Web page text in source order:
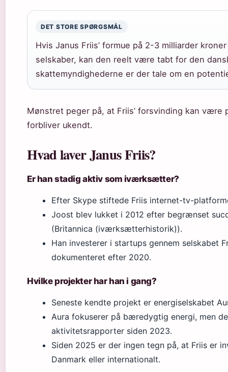
DET STORE SPØRGSMÅL
Hvis Janus Friis’ formue på 2-3 milliarder
selskaber, kan den reelt være tabt for den
skattemyndighederne er der tale om en
Mønstret peger på, at Friis’ forsvinding kan
forbliver ukendt.
Hvad laver Janus Friis?
Er han stadig aktiv som iværksætter?
Efter Skype stiftede Friis internet-tv-
Joost blev lukket i 2012 efter begrænset
(Britannica (iværksætterhistorik)).
Han investerer i startups gennem selskabet
dokumenteret efter 2020.
Hvilke projekter har han i gang?
Seneste kendte projekt er energiselskabet
Aura fokuserer på bæredygtig energi, men
aktivitetsrapporter siden 2023.
Siden 2025 er der ingen tegn på, at Friis er
Danmark eller internationalt.